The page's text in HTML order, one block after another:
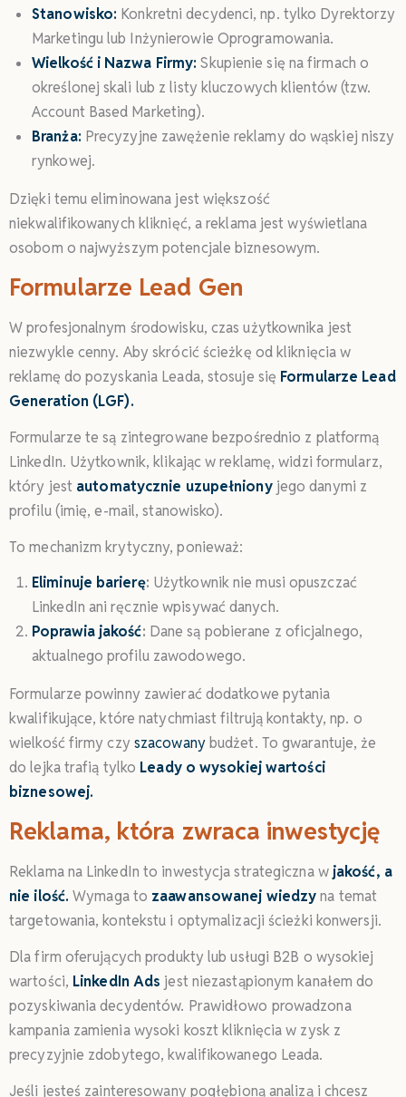
Stanowisko: Konkretni decydenci, np. tylko Dyrektorzy
Marketingu lub Inżynierowie Oprogramowania.
Wielkość i Nazwa Firmy: Skupienie się na firmach o
określonej skali lub z listy kluczowych klientów (tzw.
Account Based Marketing).
Branża: Precyzyjne zawężenie reklamy do wąskiej niszy
rynkowej.
Dzięki temu eliminowana jest większość
niekwalifikowanych kliknięć, a reklama jest wyświetlana
osobom o najwyższym potencjale biznesowym.
Formularze Lead Gen
W profesjonalnym środowisku, czas użytkownika jest
niezwykle cenny. Aby skrócić ścieżkę od kliknięcia w
reklamę do pozyskania Leada, stosuje się Formularze Lead
Generation (LGF).
Formularze te są zintegrowane bezpośrednio z platformą
LinkedIn. Użytkownik, klikając w reklamę, widzi formularz,
który jest automatycznie uzupełnionyjego danymi z
profilu (imię, e-mail, stanowisko).
To mechanizm krytyczny, ponieważ:
Eliminuje barierę: Użytkownik nie musi opuszczać
LinkedIn ani ręcznie wpisywać danych.
Poprawia jakość: Dane są pobierane z oficjalnego,
aktualnego profilu zawodowego.
Formularze powinny zawierać dodatkowe pytania
kwalifikujące, które natychmiast filtrują kontakty, np. o
wielkość firmy czy szacowanybudżet. To gwarantuje, że
do lejka trafią tylko Leady o wysokiej wartości
biznesowej.
Reklama, która zwraca inwestycję
Reklama na LinkedIn to inwestycja strategiczna wjakość, a
nie ilość. Wymaga to zaawansowanej wiedzyna temat
targetowania, kontekstu i optymalizacji ścieżki konwersji.
Dla firm oferujących produkty lub usługi B2B o wysokiej
wartości, LinkedIn Ads jest niezastąpionym kanałem do
pozyskiwania decydentów. Prawidłowo prowadzona
kampania zamienia wysoki koszt kliknięcia w zysk z
precyzyjnie zdobytego, kwalifikowanego Leada.
Jeśli jesteś zainteresowany pogłębioną analizą i chcesz